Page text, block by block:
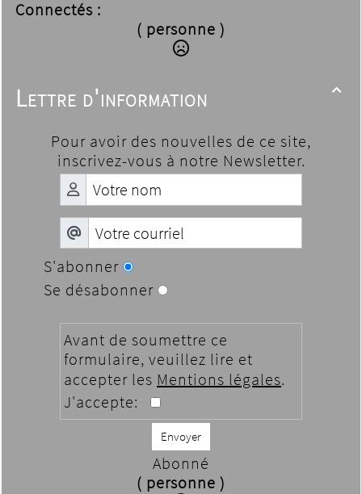
Connectés :
( personne )

Lettre d'information
Pour avoir des nouvelles de ce site,
inscrivez-vous à notre Newsletter.
S'abonner
Se désabonner
Avant de soumettre ce
formulaire, veuillez lire et
accepter les Mentions légales.
J'accepte:
Envoyer
Abonné
( personne )